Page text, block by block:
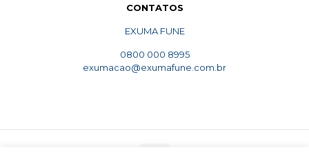
CONTATOS
EXUMA FUNE
0800 000 8995
exumacao@exumafune.com.br